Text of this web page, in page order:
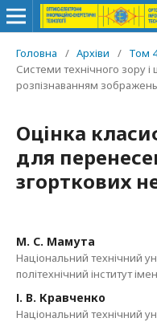
Головна / Архіви / Том
Системи технічного зору
розпізнаванням зображень
Оцінка
для
згорткових
М. С. Мамута
Національний технічний
політехнічний інститут
І. В. Кравченко
Національний технічний